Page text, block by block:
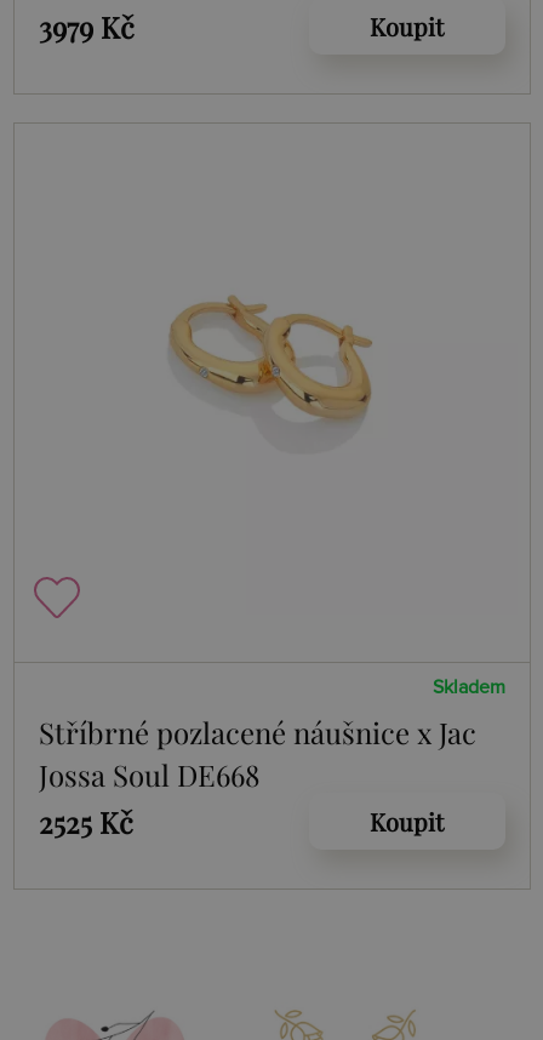
3979 Kč
Koupit
Skladem
Stříbrné pozlacené náušnice x Jac
Jossa Soul DE668
2525 Kč
Koupit